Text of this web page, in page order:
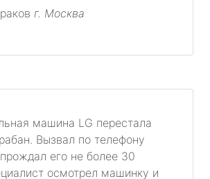
г. Москва
машина LG перестала
Вызвал по телефону
его не более 30
осмотрел машинку и